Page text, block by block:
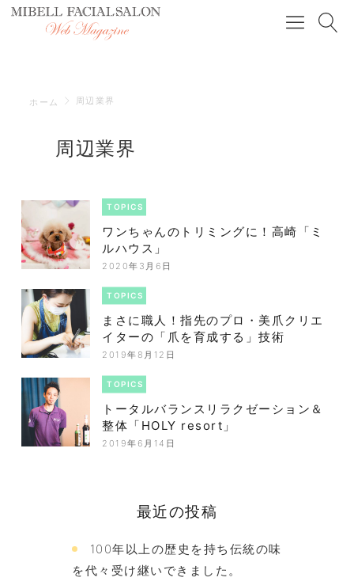
ホーム 周辺業界
周辺業界
TOPICS
ワンちゃんのトリミングに！高崎「ミ
ルハウス」
2020年3月6日
TOPICS
まさに職人！指先のプロ・美爪クリエ
イターの「爪を育成する」技術
2019年8月12日
TOPICS
トータルバランスリラクゼーション＆
整体「HOLY resort」
2019年6月14日
最近の投稿
100年以上の歴史を持ち伝統の味
を代々受け継いできました。